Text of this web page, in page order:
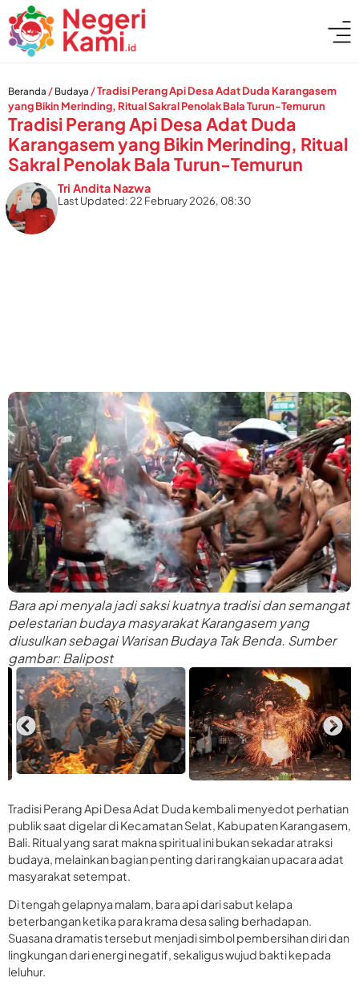
Beranda / Budaya /Tradisi Perang Api Desa Adat Duda Karangasem
yang Bikin Merinding, Ritual Sakral Penolak Bala Turun-Temurun
Tradisi Perang Api Desa Adat Duda
Karangasem yang Bikin Merinding, Ritual
Sakral Penolak Bala Turun-Temurun
Tri Andita Nazwa
Last Updated: 22 February 2026, 08:30
Bara api menyala jadi saksi kuatnya tradisi dan semangat
pelestarian budaya masyarakat Karangasem yang
diusulkan sebagai Warisan Budaya Tak Benda. Sumber
gambar: Balipost
Tradisi Perang Api Desa Adat Duda kembali menyedot perhatian
publik saat digelar di Kecamatan Selat, Kabupaten Karangasem,
Bali. Ritual yang sarat makna spiritual ini bukan sekadar atraksi
budaya, melainkan bagian penting dari rangkaian upacara adat
masyarakat setempat.
Di tengah gelapnya malam, bara api dari sabut kelapa
beterbangan ketika para krama desa saling berhadapan.
Suasana dramatis tersebut menjadi simbol pembersihan diri dan
lingkungan dari energi negatif, sekaligus wujud bakti kepada
leluhur.